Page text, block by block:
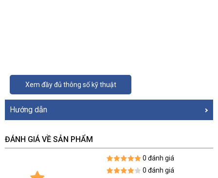
Xem đầy đủ thông số kỹ thuật
Hướng dẫn
ĐÁNH GIÁ VỀ SẢN PHẨM
0 đánh giá
0 đánh giá